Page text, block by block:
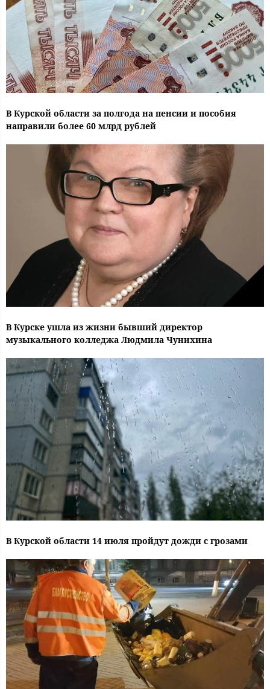
В Курской области за полгода на пенсии и пособия
направили более 60 млрд рублей
В Курске ушла из жизни бывший директор
музыкального колледжа Людмила Чунихина
В Курской области 14 июля пройдут дожди с грозами